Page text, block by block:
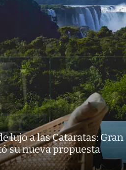
lujo a las Cataratas: Gran
su nueva propuesta